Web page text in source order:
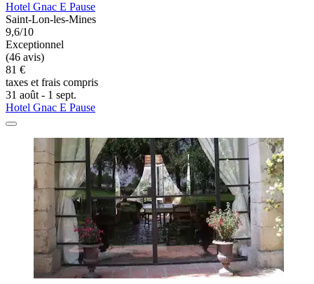
Hotel Gnac E Pause
Saint-Lon-les-Mines
9,6/10
Exceptionnel
(46 avis)
81 €
taxes et frais compris
31 août - 1 sept.
Hotel Gnac E Pause